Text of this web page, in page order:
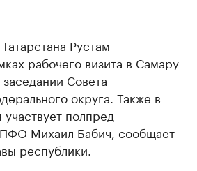
Рустам
рабочего визита в Самару
Совета
округа. Также в
полпред
Михаил Бабич, сообщает
республики.